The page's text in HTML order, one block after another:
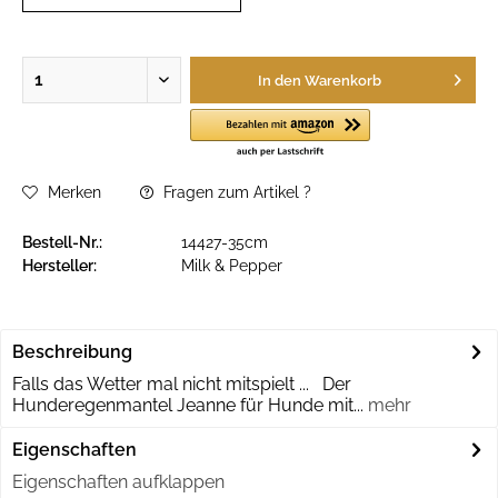
In den Warenkorb
Merken Fragen zum Artikel ?
Bestell-Nr.:
14427-35cm
Hersteller:
Milk & Pepper
Beschreibung
Falls das Wetter mal nicht mitspielt ... Der
Hunderegenmantel Jeanne für Hunde mit... mehr
Eigenschaften
Eigenschaften aufklappen